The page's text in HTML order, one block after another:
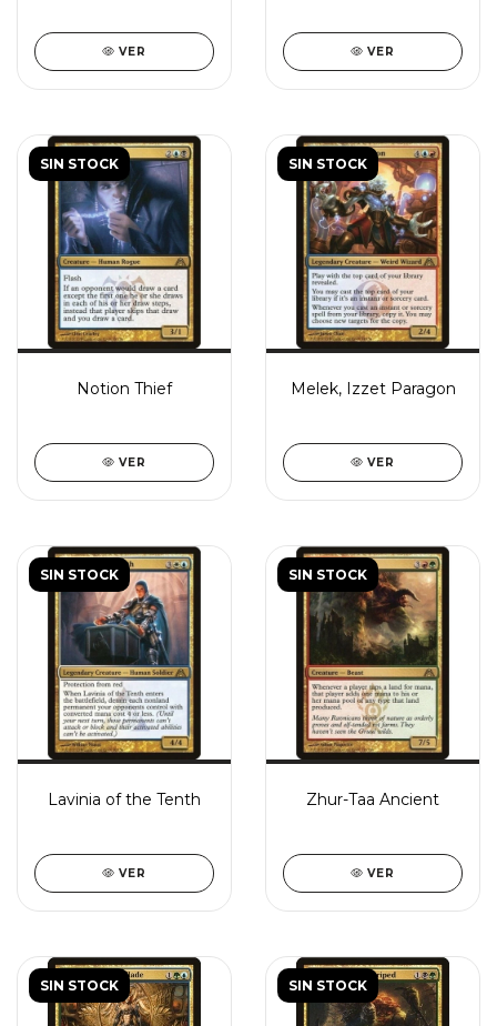
VER VER
SIN STOCK
Notion Thief
VER
SIN STOCK
Melek, Izzet Paragon
VER
SIN STOCK
Lavinia of the Tenth
VER
SIN STOCK
Zhur-Taa Ancient
VER
SIN STOCK SIN STOCK